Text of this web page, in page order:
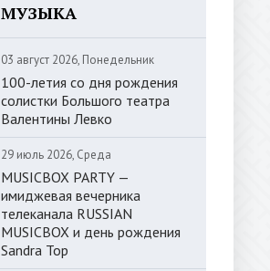
МУЗЫКА
03 август 2026, Понедельник
100-летия со дня рождения
солистки Большого театра
Валентины Левко
29 июль 2026, Среда
MUSICBOX PARTY —
имиджевая вечерника
телеканала RUSSIAN
MUSICBOX и день рождения
Sandra Top